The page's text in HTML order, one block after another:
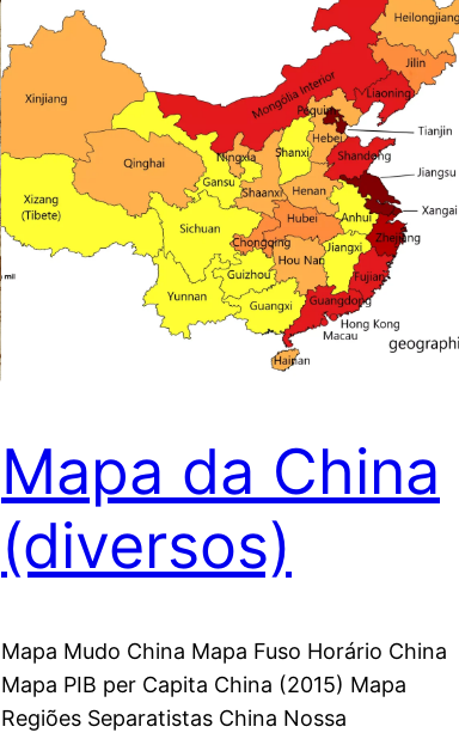
Mapa da China
(diversos)
Mapa Mudo China Mapa Fuso Horário China
Mapa PIB per Capita China (2015) Mapa
Regiões Separatistas China Nossa